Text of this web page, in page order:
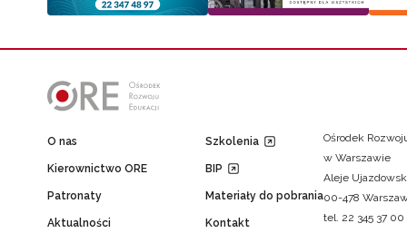
O nas
Kierownictwo ORE
Patronaty
Aktualności
Szkolenia
BIP
Materiały do pobrania
Kontakt
Ośrodek
w Warszawie
Aleje
00-478
tel. 22 345 37 00